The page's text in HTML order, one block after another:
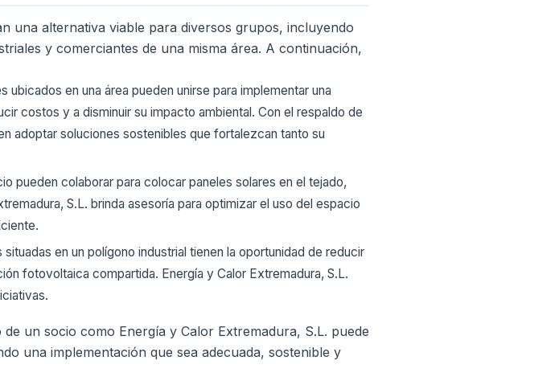
una alternativa viable para diversos grupos, incluyendo
y comerciantes de una misma área. A continuación,
ubicados en una área pueden unirse para implementar una
costos y a disminuir su impacto ambiental. Con el respaldo de
adoptar soluciones sostenibles que fortalezcan tanto su
pueden colaborar para colocar paneles solares en el tejado,
S.L. brinda asesoría para optimizar el uso del espacio
situadas en un polígono industrial tienen la oportunidad de reducir
fotovoltaica compartida. Energía y Calor Extremadura, S.L.
un socio como Energía y Calor Extremadura, S.L. puede
una implementación que sea adecuada, sostenible y